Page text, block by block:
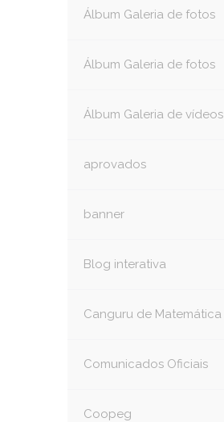
Álbum Galeria de fotos
Álbum Galeria de fotos
Álbum Galeria de vídeos
aprovados
banner
Blog interativa
Canguru de Matemática
Comunicados Oficiais
Coopeg